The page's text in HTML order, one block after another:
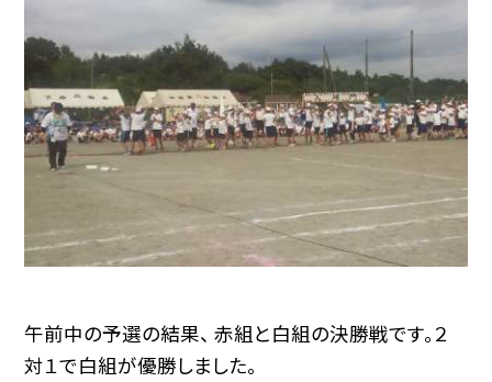
午前中の予選の結果、 赤組と白組の決勝戦です。２
対１で白組が優勝しました。